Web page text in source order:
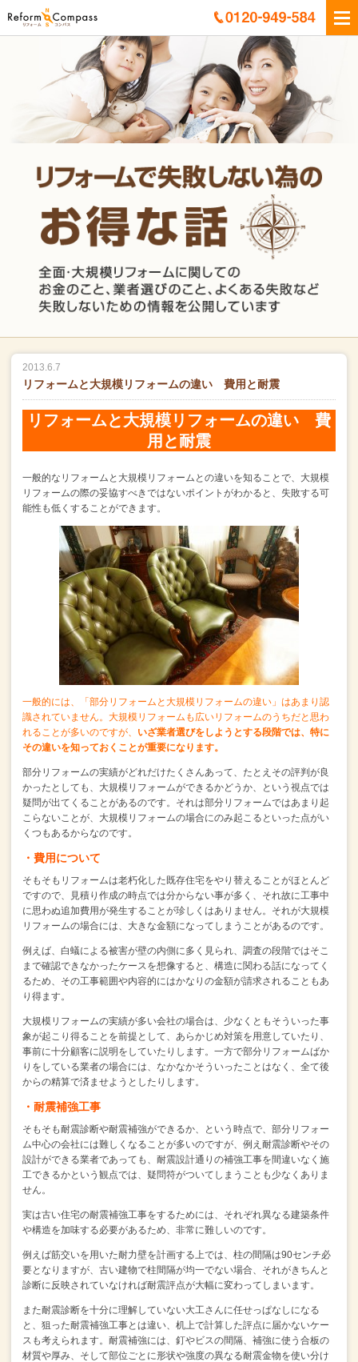
2013.6.7
リフォームと大規模リフォームの違い 費用と耐震
リフォームと大規模リフォームの違い 費
用と耐震
一般的なリフォームと大規模リフォームとの違いを知ることで、 大規模
リフォームの際の妥協すべきではないポイントがわかると、 失敗する可
能性も低くすることができます。
一般的には、「部分リフォームと大規模リフォームの違い」はあまり認
識されていません。 大規模リフォームも広いリフォームのうちだと思わ
れることが多いのですが、 いざ業者選びをしようとする段階では、特に
その違いを知っておくことが重要になります。
部分リフォームの実績がどれだけたくさんあって、たとえその評判が良
かったとしても、 大規模リフォームができるかどうか、という視点では
疑問が出てくることがあるのです。 それは部分リフォームではあまり起
こらないことが、 大規模リフォームの場合にのみ起こるといった点がい
くつもあるからなのです。
・費用について
そもそもリフォームは老朽化した既存住宅をやり替えることがほとんど
ですので、
見積り作成の時点では分からない事が多く、 それ故に工事中
に思わぬ追加費用が発生することが珍しくはありません。 それが大規模
リフォームの場合には、大きな金額になってしまうことがあるのです。
例えば、白蟻による被害が壁の内側に多く見られ、 調査の段階ではそこ
まで確認できなかったケースを想像すると、 構造に関わる話になってく
るため、その工事範囲や内容的にはかなりの金額が請求されることもあ
り得ます。
大規模リフォームの実績が多い会社の場合は、 少なくともそういった事
象が起こり得ることを前提として、 あらかじめ対策を用意していたり、
事前に十分顧客に説明をしていたりします。 一方で部分リフォームばか
りをしている業者の場合には、 なかなかそういったことはなく、全て後
からの精算で済ませようとしたりします。
・耐震補強工事
そもそも耐震診断や耐震補強ができるか、という時点で、 部分リフォー
ム中心の会社には難しくなることが多いのですが、 例え耐震診断やその
設計ができる業者であっても、 耐震設計通りの補強工事を間違いなく施
工できるかという観点では、 疑問符がついてしまうことも少なくありま
せん。
実は古い住宅の耐震補強工事をするためには、 それぞれ異なる建築条件
や構造を加味する必要があるため、非常に難しいのです。
例えば筋交いを用いた耐力壁を計画する上では、柱の間隔は90センチ必
要となりますが、 古い建物で柱間隔が均一でない場合、 それがきちんと
診断に反映されていなければ耐震評点が大幅に変わってしまいます。
また耐震診断を十分に理解していない大工さんに任せっぱなしになる
と、 狙った耐震補強工事とは違い、机上で計算した評点に届かないケー
スも考えられます。 耐震補強には、釘やビスの間隔、補強に使う合板の
材質や厚み、 そして部位ごとに形状や強度の異なる耐震金物を使い分け